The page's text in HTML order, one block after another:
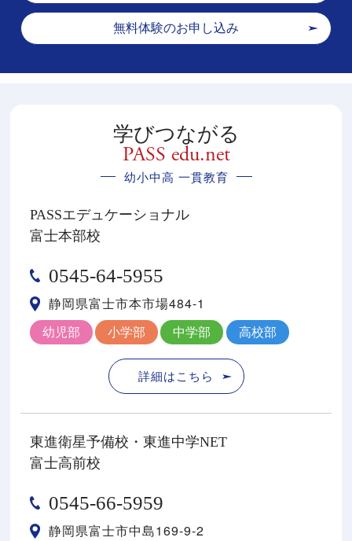
無料体験のお申し込み
学びつながる
PASS edu.net
幼小中高 一貫教育
PASSエデュケーショナル
富士本部校
0545-64-5955
静岡県富士市本市場484-1
幼児部 小学部 中学部 高校部
詳細はこちら
東進衛星予備校・東進中学NET
富士高前校
0545-66-5959
静岡県富士市中島169-9-2